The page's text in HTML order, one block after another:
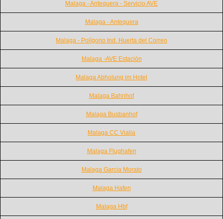
Malaga - Antequera - Servicio AVE
Malaga - Antequera
Malaga - Polígono Ind. Huerta del Correo
Malaga -AVE Estación
Malaga Abholung im Hotel
Malaga Bahnhof
Malaga Busbanhof
Malaga CC Vialia
Malaga Flughafen
Malaga Garcia Morato
Malaga Hafen
Malaga Hbf